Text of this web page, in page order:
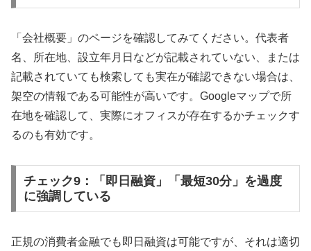
「会社概要」のページを確認してみてください。代表者
名、所在地、設立年月日などが記載されていない、または
記載されていても検索しても実在が確認できない場合は、
架空の情報である可能性が高いです。Googleマップで所
在地を確認して、実際にオフィスが存在するかチェックす
るのも有効です。
チェック9：「即日融資」「最短30分」を過度
に強調している
正規の消費者金融でも即日融資は可能ですが、それは適切